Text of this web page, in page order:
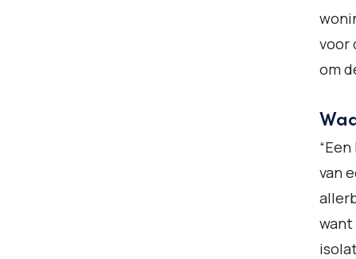
voor
om
van
want